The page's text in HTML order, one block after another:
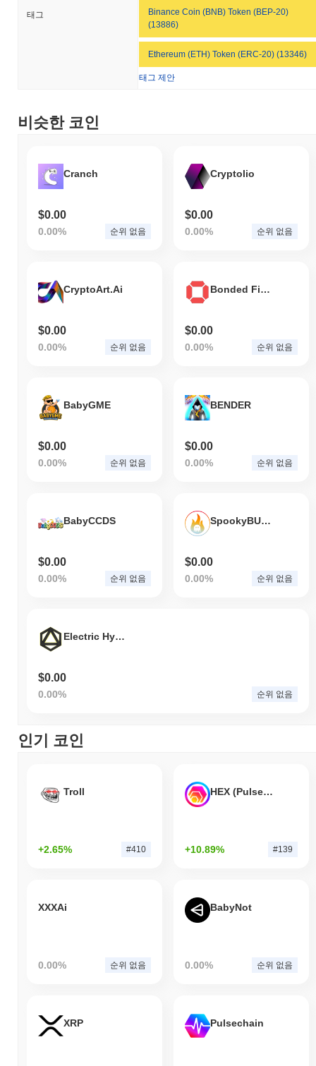
태그
Binance Coin (BNB) Token (BEP-20)
(13886)
Ethereum (ETH) Token (ERC-20) (13346)
태그 제안
비슷한 코인
Cranch
$0.00
0.00% 순위 없음
Cryptolio
$0.00
0.00% 순위 없음
CryptoArt.Ai
$0.00
0.00% 순위 없음
Bonded Finance
$0.00
0.00% 순위 없음
BabyGME
$0.00
0.00% 순위 없음
BENDER
$0.00
0.00% 순위 없음
BabyCCDS
$0.00
0.00% 순위 없음
SpookyBURN
$0.00
0.00% 순위 없음
Electric Hybrid Token
$0.00
0.00% 순위 없음
인기 코인
Troll
+2.65% #410
HEX (Pulsechain)
+10.89% #139
XXXAi
0.00% 순위 없음
BabyNot
0.00% 순위 없음
XRP Pulsechain